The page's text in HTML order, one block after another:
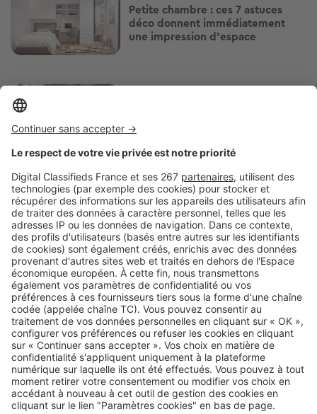
Petite chambre : ces 7 astuces
déco donnent immédiatement
une impression d’espace
Image
mieux vivre la canicule ? Voici
lesquelles choisir
SeLoger c'est aussi